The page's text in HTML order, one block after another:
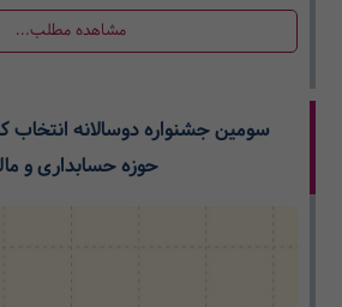
مشاهده مطلب...
حوزه حسابداری و